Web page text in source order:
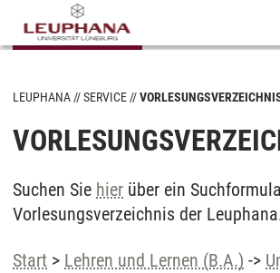
LEUPHANA SERVICE
Suchen Sie hier über ein
Vorlesungsverzeichnis der
Start > Lehren und Lernen (B.A.) ->